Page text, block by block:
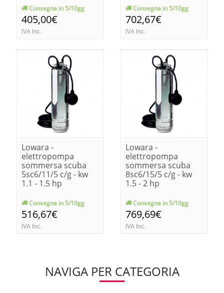
Consegna in 5/10gg
405,00€
IVA Inc.
Consegna in 5/10gg
702,67€
IVA Inc.
Lowara -
elettropompa
sommersa scuba
5sc6/11/5 c/g - kw
1.1 - 1.5 hp
Consegna in 5/10gg
516,67€
IVA Inc.
Lowara -
elettropompa
sommersa scuba
8sc6/15/5 c/g - kw
1.5 - 2 hp
Consegna in 5/10gg
769,69€
IVA Inc.
NAVIGA PER CATEGORIA